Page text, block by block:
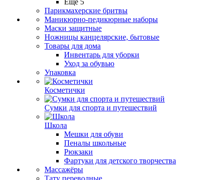
Ещё 5
Парикмахерские бритвы
Маникюрно-педикюрные наборы
Маски защитные
Ножницы канцелярские, бытовые
Товары для дома
Инвентарь для уборки
Уход за обувью
Упаковка
Косметички
Сумки для спорта и путешествий
Школа
Мешки для обуви
Пеналы школьные
Рюкзаки
Фартуки для детского творчества
Массажёры
Тату переводные